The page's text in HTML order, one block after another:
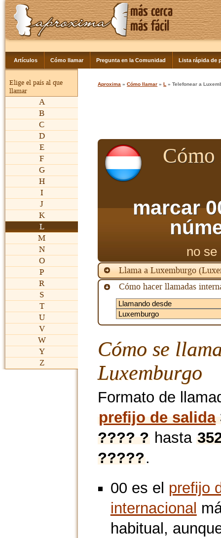
Artículos Cómo llamar Pregunta en la Comunidad Lista rápida de
Elige el país al que
llamar
A
B
C
D
E
F
G
H
I
J
K
L
M
N
O
P
R
S
T
U
V
W
Y
Z
Aproxima »Cómo llamar »L » Telefonear a
marcar
no
Llama a Luxemburgo
Cómo hacer llamadas
Cómo se
Luxemburgo
Formato de
prefijo de salida
???? ? hasta
?????.
00 es el prefijo
internacional
habitual,